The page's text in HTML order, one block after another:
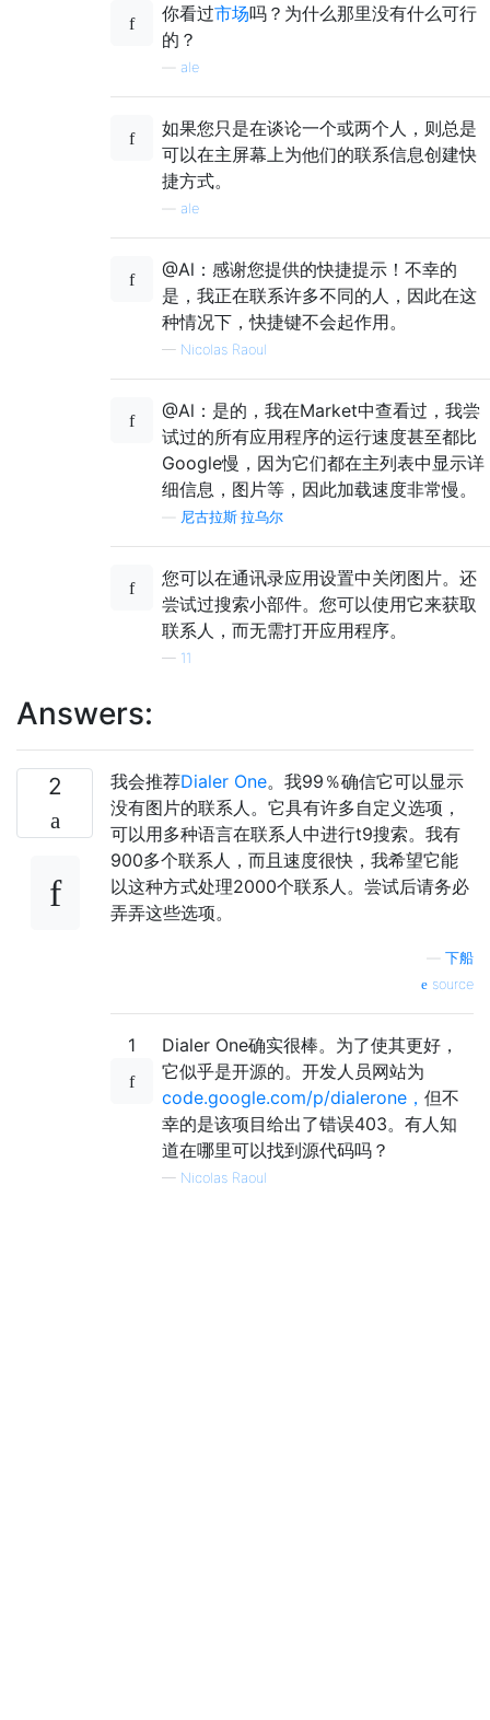
你看过市场吗？为什么那里没有什么可行
的？
ale
如果您只是在谈论一个或两个人，则总是
可以在主屏幕上为他们的联系信息创建快
捷方式。
ale
@Al：感谢您提供的快捷提示！不幸的
是，我正在联系许多不同的人，因此在这
种情况下，快捷键不会起作用。
— Nicolas Raoul
@Al：是的，我在Market中查看过，我尝
试过的所有应用程序的运行速度甚至都比
Google慢，因为它们都在主列表中显示详
细信息，图片等，因此加载速度非常慢。
尼古拉斯·拉乌尔
您可以在通讯录应用设置中关闭图片。还
尝试过搜索小部件。您可以使用它来获取
联系人，而无需打开应用程序。
— 11
Answers:
2 我会推荐Dialer One。我99％确信它可以显示
没有图片的联系人。它具有许多自定义选项，
可以用多种语言在联系人中进行t9搜索。我有
900多个联系人，而且速度很快，我希望它能
以这种方式处理2000个联系人。尝试后请务必
弄弄这些选项。
下船
source
1
Dialer One确实很棒。为了使其更好，
它似乎是开源的。开发人员网站为
code.google.com/p/dialerone， 但不
幸的是该项目给出了错误403。有人知
道在哪里可以找到源代码吗？
— Nicolas Raoul